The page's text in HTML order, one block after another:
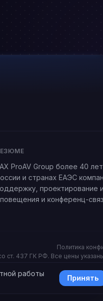
ProAV Group более 40
и странах ЕАЭС
проектирование
и конференц-
Политика
437 ГК РФ. Все цены
работы
Принять